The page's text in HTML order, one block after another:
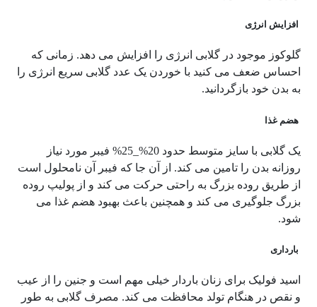
افزایش انرژی
گلوکوز موجود در گلابی انرژی را افزایش می دهد. زمانی که
احساس ضعف می کنید با خوردن یک عدد گلابی سریع انرژی را
به بدن خود بازگردانید.
هضم غذا
یک گلابی با سایز متوسط حدود 20%_25% فیبر مورد نیاز
روزانه بدن را تامین می کند. از آن جا که فیبر آن نامحلول است
از طریق روده بزرگ به راحتی حرکت می کند و از پولیپ روده
بزرگ جلوگیری می کند و همچنین باعث بهبود هضم غذا می
شود.
بارداری
اسید فولیک برای زنان باردار خیلی مهم است و جنین را از عیب
و نقص در هنگام تولد محافظت می کند. مصرف گلابی به طور